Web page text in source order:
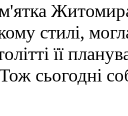
стилі,
її
сьогодні